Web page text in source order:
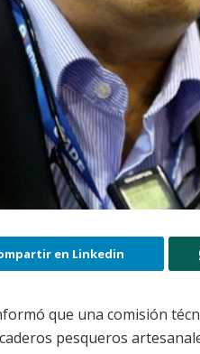
en Linkedin
que una comisión
pesqueros